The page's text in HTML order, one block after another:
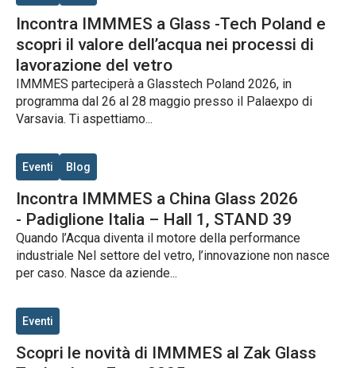
Incontra IMMMES a Glass -Tech Poland e
scopri il valore dell’acqua nei processi di
lavorazione del vetro
IMMMES parteciperà a Glasstech Poland 2026, in
programma dal 26 al 28 maggio presso il Palaexpo di
Varsavia. Ti aspettiamo...
Eventi Blog
Incontra IMMMES a China Glass 2026
- Padiglione Italia – Hall 1, STAND 39
Quando l’Acqua diventa il motore della performance
industriale Nel settore del vetro, l’innovazione non nasce
per caso. Nasce da aziende...
Eventi
Scopri le novità di IMMMES al Zak Glass